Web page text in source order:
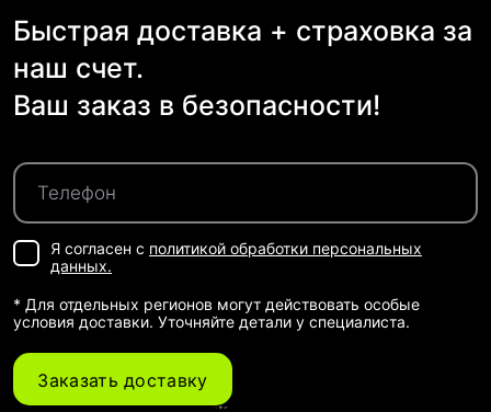
Быстрая доставка + страховка за
наш счет.
Ваш заказ в безопасности!
Я согласен с политикой обработки персональных
данных.
* Для отдельных регионов могут действовать особые
условия доставки. Уточняйте детали у специалиста.
Заказать доставку